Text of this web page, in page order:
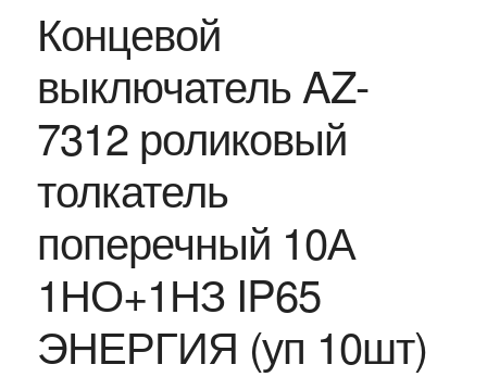
Концевой
выключатель AZ-
7312 роликовый
толкатель
поперечный 10А
1НО+1НЗ IP65
ЭНЕРГИЯ (уп 10шт)